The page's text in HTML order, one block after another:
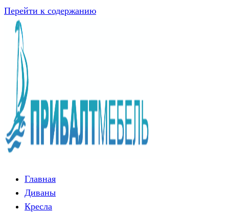
Перейти к содержанию
Главная
Диваны
Кресла